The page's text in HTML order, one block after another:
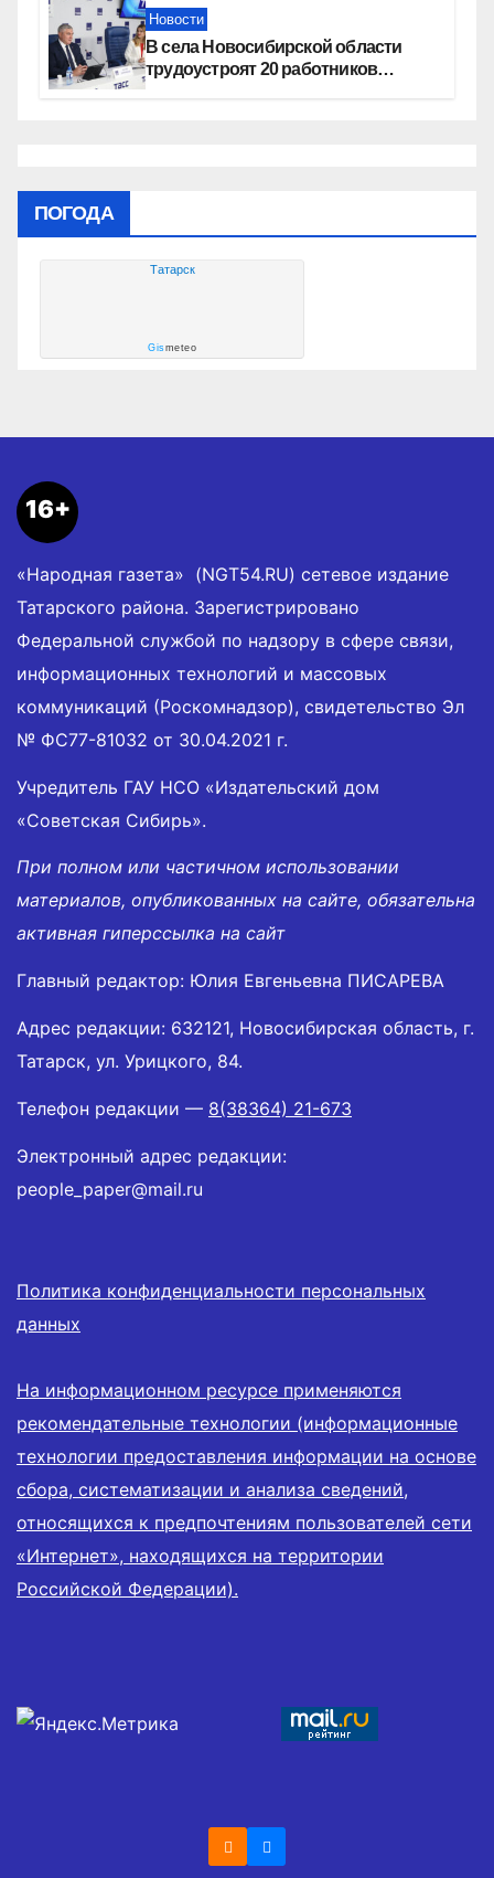
Новости
В села Новосибирской области
трудоустроят 20 работников
ПОГОДА
Татарск
Gismeteo
16+
«Народная газета» (NGT54.RU) сетевое издание
Татарского района. Зарегистрировано
Федеральной службой по надзору в сфере связи,
информационных технологий и массовых
коммуникаций (Роскомнадзор), свидетельство Эл
№ ФС77-81032 от 30.04.2021 г.
Учредитель ГАУ НСО «Издательский дом
«Советская Сибирь».
При полном или частичном использовании
материалов, опубликованных на сайте, обязательна
активная гиперссылка на сайт
Главный редактор: Юлия Евгеньевна ПИСАРЕВА
Адрес редакции: 632121, Новосибирская область, г.
Татарск, ул. Урицкого, 84.
Телефон редакции — 8(38364) 21-673
Электронный адрес редакции:
people_paper@mail.ru
Политика конфиденциальности персональных
данных
На информационном ресурсе применяются
рекомендательные технологии (информационные
технологии предоставления информации на основе
сбора, систематизации и анализа сведений,
относящихся к предпочтениям пользователей сети
«Интернет», находящихся на территории
Российской Федерации).